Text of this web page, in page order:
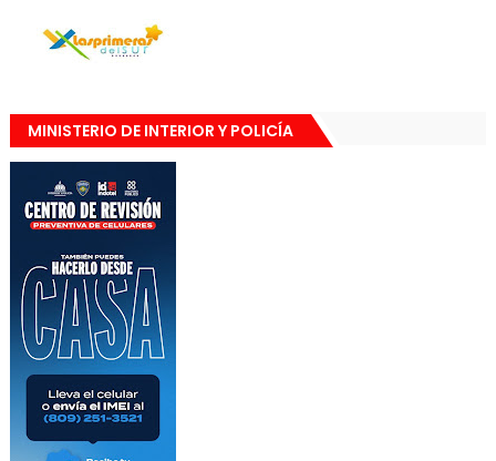
MINISTERIO DE INTERIOR Y POLICÍA